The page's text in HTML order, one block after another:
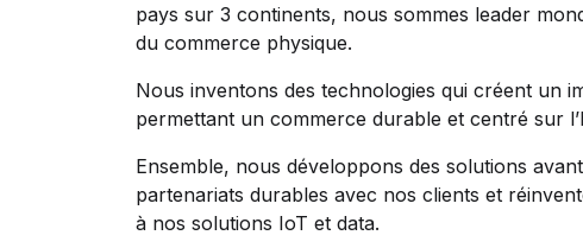
pays sur 3 continents, nous sommes leader
du commerce physique.
Nous inventons des technologies qui créent un
permettant un commerce durable et centré sur
Ensemble, nous développons des solutions
partenariats durables avec nos clients et
à nos solutions IoT et data.